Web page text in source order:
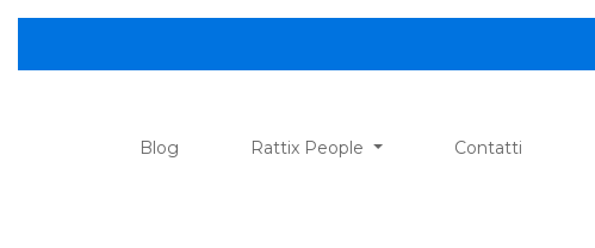
Blog Rattix People Contatti